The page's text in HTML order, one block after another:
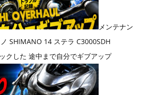
メンテナン
SHIMANO 14 ステラ C3000SDH
クした 途中まで自分でギブアップ